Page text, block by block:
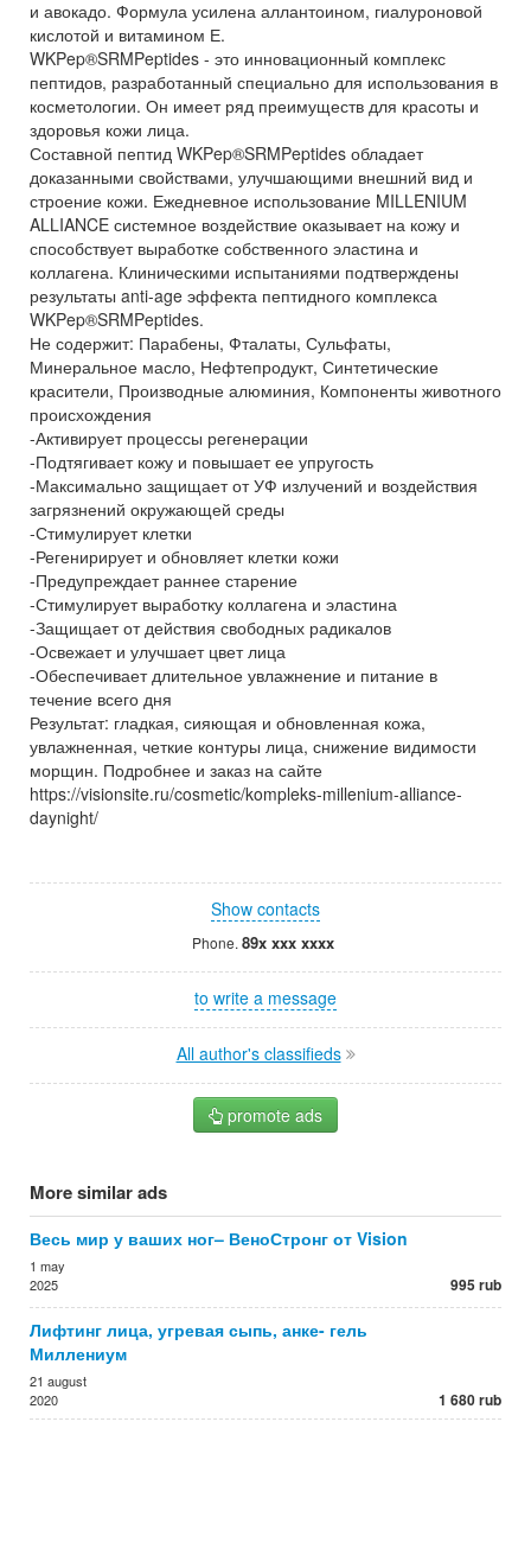
и авокадо. Формула усилена аллантоином, гиалуроновой
кислотой и витамином Е.
WKPep®SRMPeptides - это инновационный комплекс
пептидов, разработанный специально для использования в
косметологии. Он имеет ряд преимуществ для красоты и
здоровья кожи лица.
Составной пептид WKPep®SRMPeptides обладает
доказанными свойствами, улучшающими внешний вид и
строение кожи. Ежедневное использование MILLENIUM
ALLIANCE системное воздействие оказывает на кожу и
способствует выработке собственного эластина и
коллагена. Клиническими испытаниями подтверждены
результаты anti-age эффекта пептидного комплекса
WKPep®SRMPeptides.
Не содержит: Парабены, Фталаты, Сульфаты,
Минеральное масло, Нефтепродукт, Синтетические
красители, Производные алюминия, Компоненты животного
происхождения
-Активирует процессы регенерации
-Подтягивает кожу и повышает ее упругость
-Максимально защищает от УФ излучений и воздействия
загрязнений окружающей среды
-Стимулирует клетки
-Регенирирует и обновляет клетки кожи
-Предупреждает раннее старение
-Стимулирует выработку коллагена и эластина
-Защищает от действия свободных радикалов
-Освежает и улучшает цвет лица
-Обеспечивает длительное увлажнение и питание в
течение всего дня
Результат: гладкая, сияющая и обновленная кожа,
увлажненная, четкие контуры лица, снижение видимости
морщин. Подробнее и заказ на сайте
https://visionsite.ru/cosmetic/kompleks-millenium-alliance-
daynight/
Show contacts
Phone. 89x xxx xxxx
to write a message
All author's classifieds
promote ads
More similar ads
Весь мир у ваших ног– ВеноСтронг от Vision
1 may
2025
995 rub
Лифтинг лица, угревая сыпь, анке- гель
Миллениум
21 august
2020
1 680 rub